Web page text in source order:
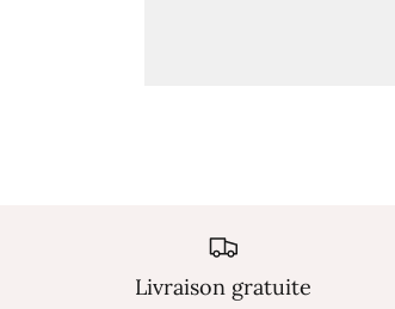
Livraison gratuite